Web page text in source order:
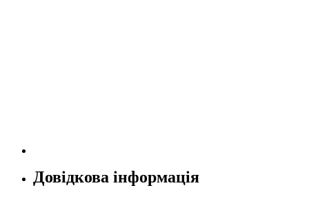
Довідкова інформація